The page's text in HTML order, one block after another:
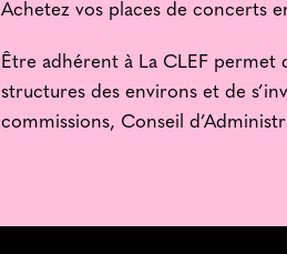
Achetez vos places de concerts
Être adhérent à La CLEF permet
structures des environs et de
commissions, Conseil